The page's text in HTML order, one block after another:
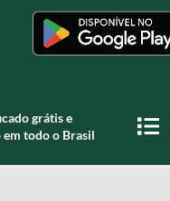
grátis e
todo o Brasil